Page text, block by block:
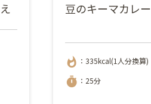
豆のキーマカレー
whatshot ：335kcal(1人分換算)
timer ：25分